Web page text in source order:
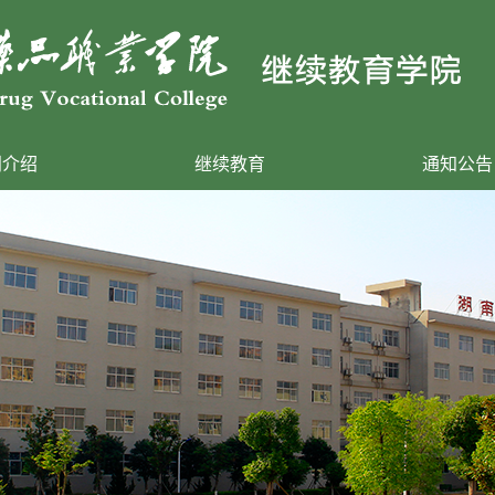
绍 继续教育 通知公告